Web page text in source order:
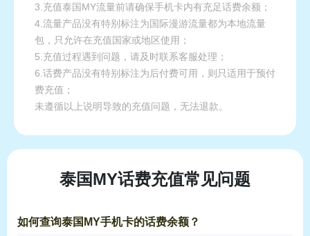
3.充值泰国MY流量前请确保手机卡内有充足话费余额；
4.流量产品没有特别标注为国际漫游流量都为本地流量
包，只允许在充值国家或地区使用；
5.充值过程遇到问题，请及时联系客服处理；
6.话费产品没有特别标注为后付费可用，则只适用于预付
费充值；
未遵循以上说明导致的充值问题，无法退款。
泰国MY话费充值常见问题
如何查询泰国MY手机卡的话费余额？